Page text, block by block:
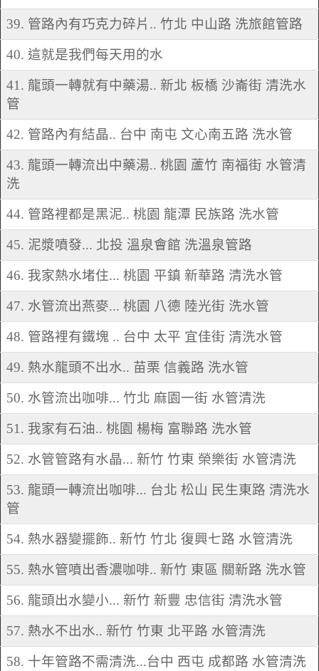
39. 管路內有巧克力碎片.. 竹北 中山路 洗旅館管路
40. 這就是我們每天用的水
41. 龍頭一轉就有中藥湯.. 新北 板橋 沙崙街 清洗水
管
42. 管路內有結晶.. 台中 南屯 文心南五路 洗水管
43. 龍頭一轉流出中藥湯.. 桃園 蘆竹 南福街 水管清
洗
44. 管路裡都是黑泥.. 桃園 龍潭 民族路 洗水管
45. 泥漿噴發... 北投 溫泉會館 洗溫泉管路
46. 我家熱水堵住... 桃園 平鎮 新華路 清洗水管
47. 水管流出燕麥... 桃園 八德 陸光街 洗水管
48. 管路裡有鐵塊 .. 台中 太平 宜佳街 清洗水管
49. 熱水龍頭不出水.. 苗栗 信義路 洗水管
50. 水管流出咖啡... 竹北 麻園一街 水管清洗
51. 我家有石油.. 桃園 楊梅 富聯路 洗水管
52. 水管管路有水晶... 新竹 竹東 榮樂街 水管清洗
53. 龍頭一轉流出咖啡... 台北 松山 民生東路 清洗水
管
54. 熱水器變擺飾.. 新竹 竹北 復興七路 水管清洗
55. 熱水管噴出香濃咖啡.. 新竹 東區 關新路 洗水管
56. 龍頭出水變小... 新竹 新豐 忠信街 清洗水管
57. 熱水不出水.. 新竹 竹東 北平路 水管清洗
58. 十年管路不需清洗...台中 西屯 成都路 水管清洗